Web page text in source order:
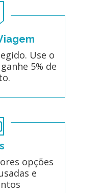
Use o
5% de
opções
e